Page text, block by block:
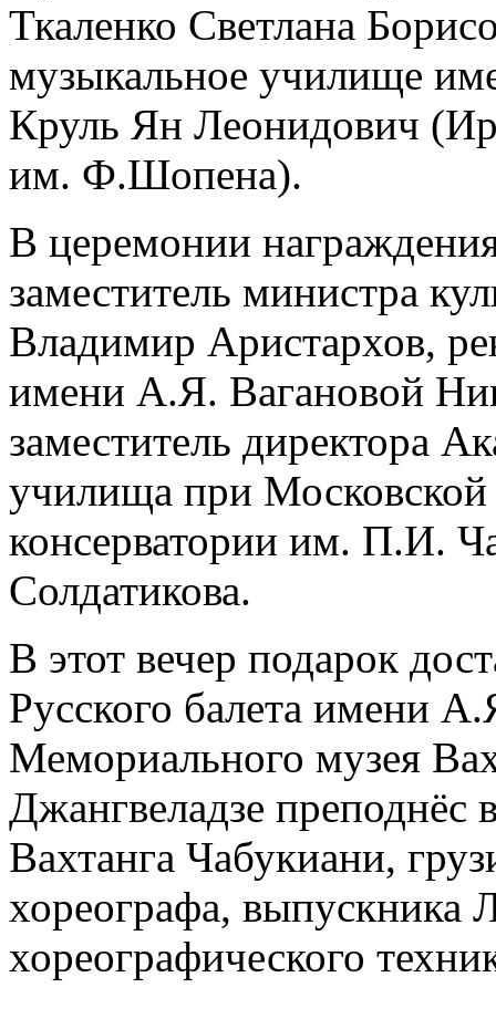
Ткаленко Светлана
музыкальное училище
Круль Ян Леонидович
им. Ф.Шопена).
В церемонии
заместитель министра
Владимир Аристархов,
имени А.Я. Вагановой
заместитель директора
училища при Московской
консерватории им. П.И.
Солдатикова.
В этот вечер подарок
Русского балета имени
Мемориального музея
Джангвеладзе
Вахтанга Чабукиани,
хореографа, выпускника
хореографического